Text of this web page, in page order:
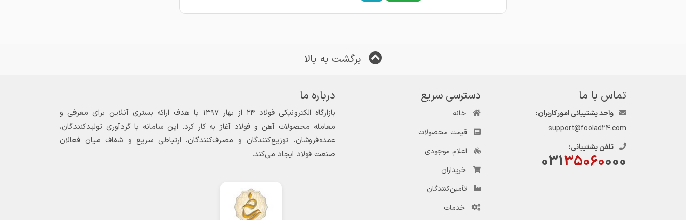
برگشت به بالا
تماس با ما
واحد پشتیبانی امور کاربران:
support@foolad24.com
تلفن پشتیبانی:
03135060000
دسترسی سریع
خانه
قیمت محصولات
اعلام موجودی
خریداران
تأمین‌کنندگان
خدمات
درباره ما
بازارگاه الکترونیکی فولاد ۲۴ از بهار ۱۳۹۷ با هدف ارائه بستری آنلاین برای معرفی و
معامله محصولات آهن و فولاد آغاز به کار کرد. این سامانه با گردآوری تولیدکنندگان،
عمده‌فروشان، توزیع‌کنندگان و مصرف‌کنندگان، ارتباطی سریع و شفاف میان فعالان
صنعت فولاد ایجاد می‌کند.